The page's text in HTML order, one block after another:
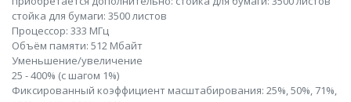
стойка для бумаги: 3500 листов
Процессор: 333 МГц
Объём памяти: 512 Мбайт
Уменьшение/увеличение
25 - 400% (с шагом 1%)
Фиксированный коэффициент масштабирования: 25%, 50%, 71%,